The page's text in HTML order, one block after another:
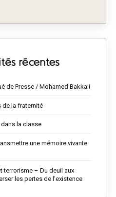
récentes
de Presse / Mohamed Bakkali
de la fraternité
la classe
une mémoire vivante
terrorisme – Du deuil aux
les pertes de l’existence